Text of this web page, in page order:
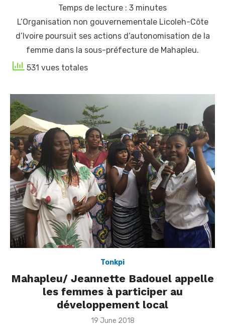
Temps de lecture : 3 minutes
L’Organisation non gouvernementale Licoleh-Côte
d’Ivoire poursuit ses actions d’autonomisation de la
femme dans la sous-préfecture de Mahapleu.
531 vues totales
Tonkpi
Mahapleu/ Jeannette Badouel appelle
les femmes à participer au
développement local
Posted
19 June 2018